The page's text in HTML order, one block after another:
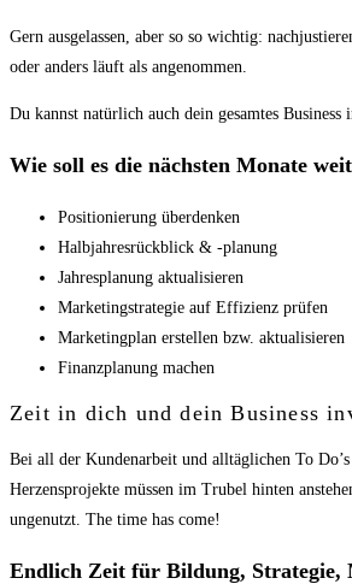
Gern ausgelassen, aber so so wichtig:
oder anders läuft als angenommen.
Du kannst natürlich auch dein gesamtes
Wie soll es die nächsten Monate
Positionierung überdenken
Halbjahresrückblick & -planung
Jahresplanung aktualisieren
Marketingstrategie auf Effizienz prüfen
Marketingplan erstellen bzw. aktualisieren
Finanzplanung machen
Zeit in dich und dein Business
Bei all der Kundenarbeit und alltäglichen To
Herzensprojekte müssen im Trubel hinten
ungenutzt. The time has come!
Endlich Zeit für Bildung, Strategie,